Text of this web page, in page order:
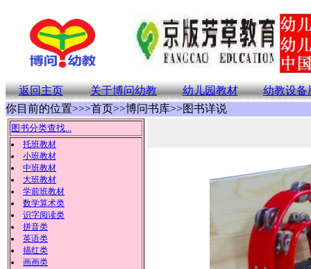
返回主页 关于博问幼教 幼儿园教材
幼教设备
你目前的位置>>>首页>>博问书库>>图书详说
图书分类查找...
托班教材
小班教材
中班教材
大班教材
学前班教材
数学算术类
识字阅读类
拼音类
英语类
描红类
画画类